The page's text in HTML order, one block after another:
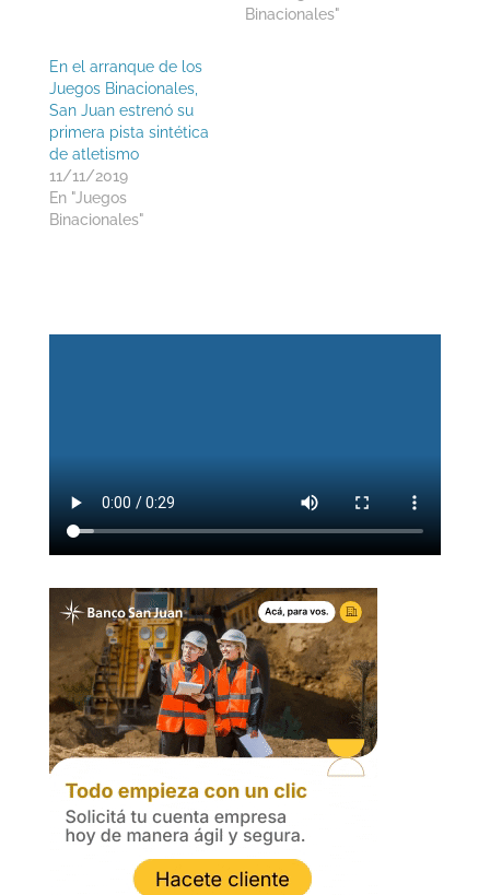
Binacionales"
En el arranque de los
Juegos Binacionales,
San Juan estrenó su
primera pista sintética
de atletismo
11/11/2019
En "Juegos
Binacionales"